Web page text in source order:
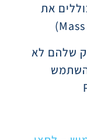
את
)
שלהם לא